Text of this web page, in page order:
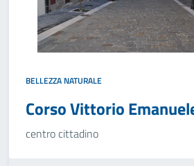
BELLEZZA NATURALE
Corso Vittorio
centro cittadino